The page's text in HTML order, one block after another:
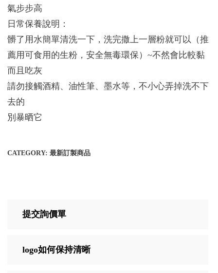
氣步步高
日常保養說明：
髒了用水簡單清洗一下，洗完撒上一層粉就可以（推
薦用可食用的生粉，安全無毒環保）~不然會比較黏
而且吃灰
請勿接觸酒精、油性筆、墨水等，不小心弄掉洗不下
去的
別暴晒它
CATEGORY: 最新訂製商品
提交詢價單
logo如何保持清晰